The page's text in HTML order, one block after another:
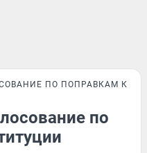
ПО ПОПРАВКАМ К
по